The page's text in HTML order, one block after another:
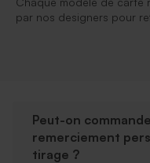
par nos designers pour
Peut-on
remerciement
tirage ?